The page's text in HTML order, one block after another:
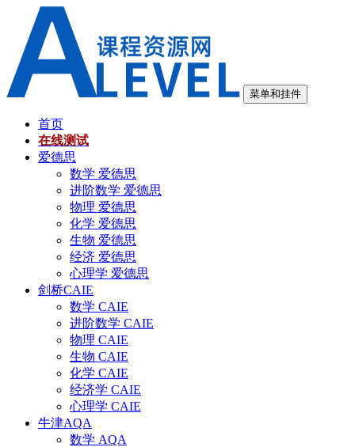
菜单和挂件
首页
在线测试
爱德思
数学 爱德思
进阶数学 爱德思
物理 爱德思
化学 爱德思
生物 爱德思
经济 爱德思
心理学 爱德思
剑桥CAIE
数学 CAIE
进阶数学 CAIE
物理 CAIE
生物 CAIE
化学 CAIE
经济学 CAIE
心理学 CAIE
牛津AQA
数学 AQA